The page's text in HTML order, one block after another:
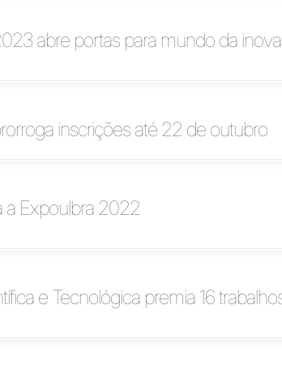
abre portas para mundo da
inscrições até 22 de outubro
a Expoulbra 2022
e Tecnológica premia 16